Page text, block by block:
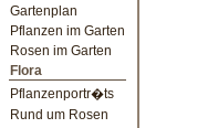
Gartenplan
Pflanzen im Garten
Rosen im Garten
Flora
Pflanzenportr�ts
Rund um Rosen